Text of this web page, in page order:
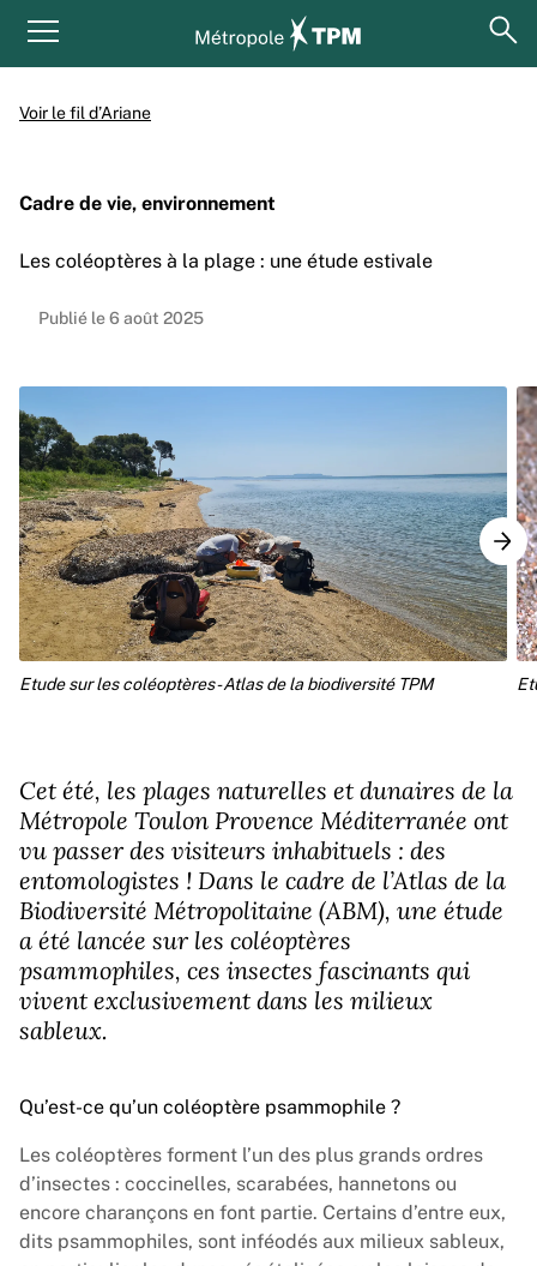
Menu principal
Voir le fil d’Ariane
Cadre de vie, environnement
Les coléoptères à la plage : une étude estivale
Publié le 6 août 2025
Etude sur les coléoptères - Atlas de la biodiversité TPM
Cet été, les plages naturelles et dunaires de la
Métropole Toulon Provence Méditerranée ont
vu passer des visiteurs inhabituels : des
entomologistes ! Dans le cadre de l’Atlas de la
Biodiversité Métropolitaine (ABM), une étude
a été lancée sur les coléoptères
psammophiles, ces insectes fascinants qui
vivent exclusivement dans les milieux
sableux.
Qu’est-ce qu’un coléoptère psammophile ?
Les coléoptères forment l’un des plus grands ordres
d’insectes : coccinelles, scarabées, hannetons ou
encore charançons en font partie. Certains d’entre eux,
dits psammophiles, sont inféodés aux milieux sableux,